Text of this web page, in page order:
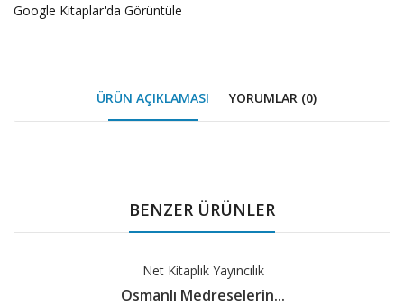
Google Kitaplar'da Görüntüle
ÜRÜN AÇIKLAMASI YORUMLAR (0)
BENZER ÜRÜNLER
Net Kitaplık Yayıncılık
Osmanlı Medreselerin...